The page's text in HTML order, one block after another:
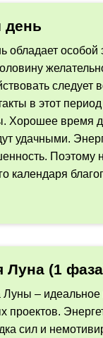
день
обладает
в этот
Хорошее время
удачными.
Поэтому
календаря
Луна (1
–
проектов.
сил и